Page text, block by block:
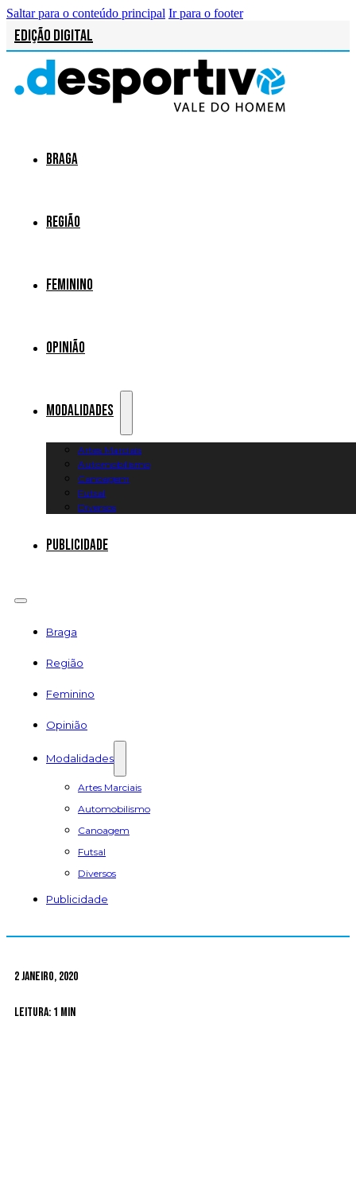
Saltar para o conteúdo principal Ir para o footer
Edição Digital
Braga
Região
Feminino
Opinião
Modalidades
Artes Marciais
Automobilismo
Canoagem
Futsal
Diversos
Publicidade
Braga
Região
Feminino
Opinião
Modalidades
Artes Marciais
Automobilismo
Canoagem
Futsal
Diversos
Publicidade
2 Janeiro, 2020
Leitura: 1 min